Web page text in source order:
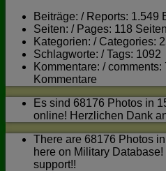
Beiträge: / Reports: 1.549
Seiten: / Pages: 118 Seiten
Kategorien: / Categories:
Schlagworte: / Tags: 1092
Kommentare: / comments:
Kommentare
Es sind 68176 Photos in
online! Herzlichen Dank
There are 68176 Photos
here on Military
support!!